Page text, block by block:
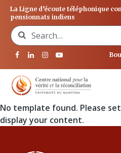
La Ligne d’écoute téléphonique
pensionnats indiens
Search for:
No template found. Please
display your content.